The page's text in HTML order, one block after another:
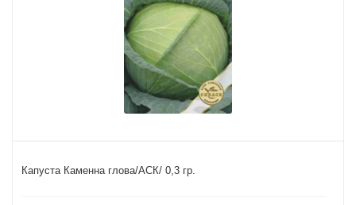
Капуста Каменна глова/АСК/ 0,3 гр.